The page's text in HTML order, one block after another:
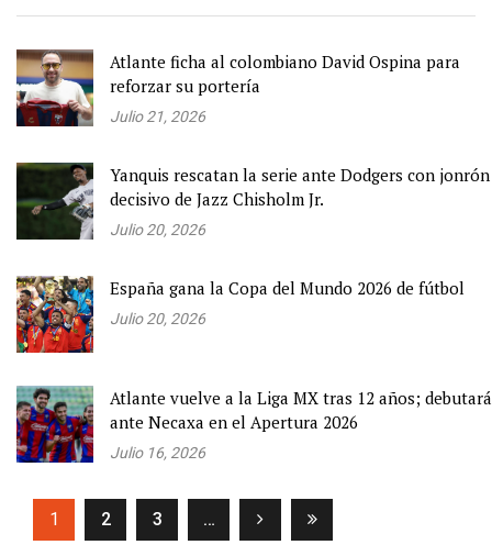
Atlante ficha al colombiano David Ospina para
reforzar su portería
Julio 21, 2026
Yanquis rescatan la serie ante Dodgers con jonrón
decisivo de Jazz Chisholm Jr.
Julio 20, 2026
España gana la Copa del Mundo 2026 de fútbol
Julio 20, 2026
Atlante vuelve a la Liga MX tras 12 años; debutará
ante Necaxa en el Apertura 2026
Julio 16, 2026
1 (current)
2 3 …